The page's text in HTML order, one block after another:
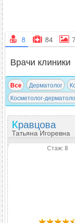
8 84
Врачи клиники
Все Дерматолог
Косметолог-
Кравцова
Татьяна Игоревна
Стаж: 8